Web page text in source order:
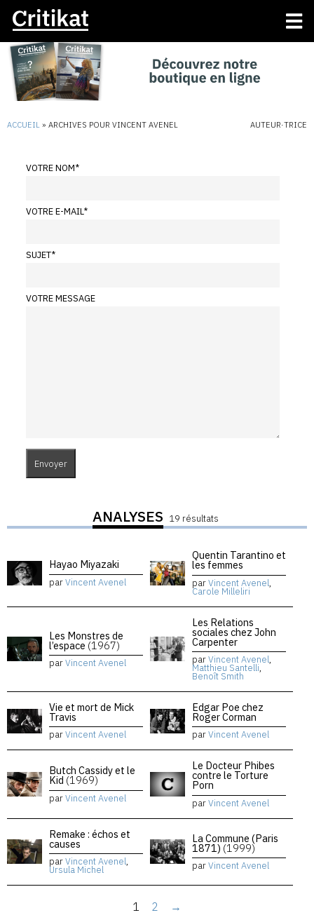
ACCUEIL » ARCHIVES POUR VINCENT AVENEL AUTEUR·TRICE
VOTRE NOM*
VOTRE E-MAIL*
SUJET*
VOTRE MESSAGE
ANALYSES 19 résultats
Hayao Miyazaki
parVincent Avenel
Quentin Tarantino et
les femmes
parVincent Avenel,
Carole Milleliri
Les Monstres de
l’espace (1967)
parVincent Avenel
Les Relations
sociales chez John
Carpenter
parVincent Avenel,
Matthieu Santelli,
Benoît Smith
Vie et mort de Mick
Travis
parVincent Avenel
Edgar Poe chez
Roger Corman
parVincent Avenel
Butch Cassidy et le
Kid (1969)
parVincent Avenel
Le Docteur Phibes
contre le Torture
Porn
parVincent Avenel
Remake : échos et
causes
parVincent Avenel,
Ursula Michel
La Commune (Paris
1871) (1999)
parVincent Avenel
1 2 →